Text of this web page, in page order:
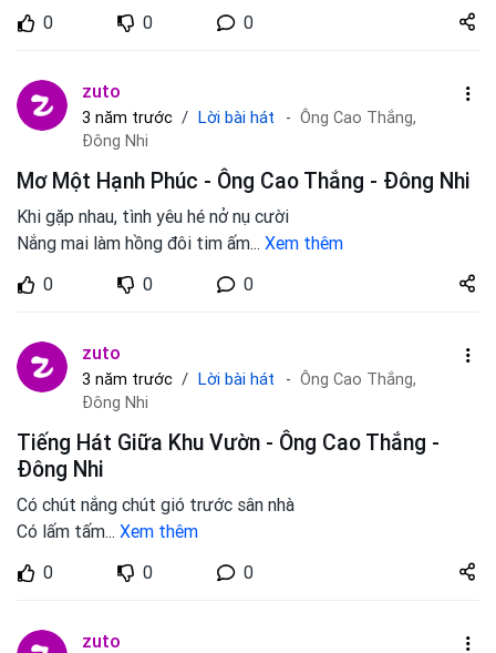
0
0 0
Share
zuto.vn
zuto
3 năm trước Lời bài hát
Ông Cao Thắng,
Đông Nhi
Mơ Một Hạnh Phúc - Ông Cao Thắng - Đông Nhi
Khi gặp nhau, tình yêu hé nở nụ cười
Nắng mai làm hồng đôi tim ấm... Xem thêm
0
0 0
Share
zuto.vn
zuto
3 năm trước Lời bài hát
Ông Cao Thắng,
Đông Nhi
Tiếng Hát Giữa Khu Vườn - Ông Cao Thắng -
Đông Nhi
Có chút nắng chút gió trước sân nhà
Có lấm tấm... Xem thêm
0
0 0
Share
zuto.vn
zuto